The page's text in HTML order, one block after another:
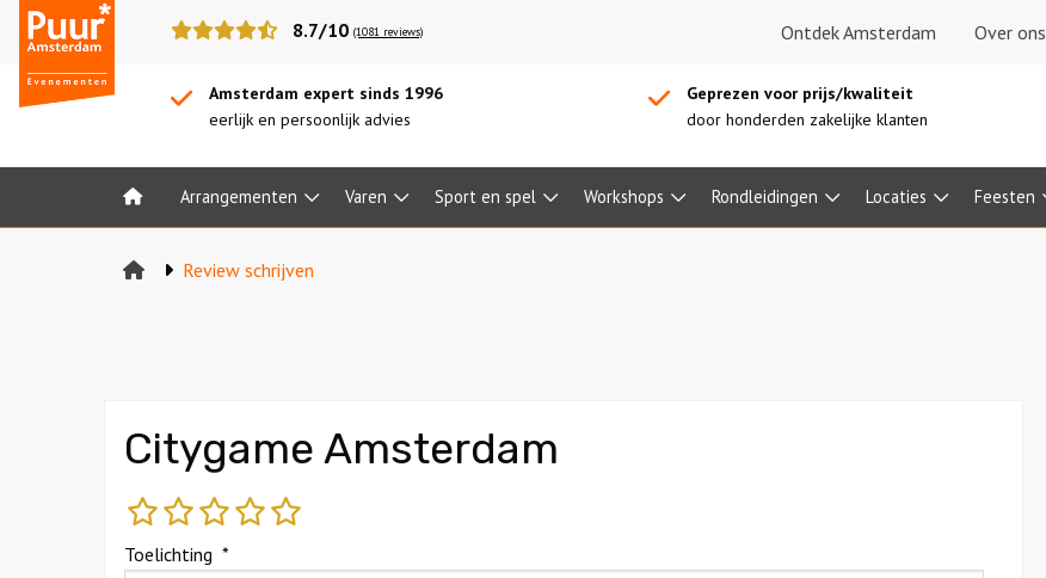
Puur*
Amsterdam
bedrijfsuitjes
8.7/10 (1081 reviews) Ontdek Amsterdam Over ons
Amsterdam expert sinds 1996
eerlijk en persoonlijk advies
Geprezen voor prijs/kwaliteit
door honderden zakelijke klanten
Home Arrangementen Varen Sport en spel Workshops Rondleidingen Locaties Feesten
Review schrijven
Citygame Amsterdam
slechtmatiggemiddeld
goed
Toelichting *